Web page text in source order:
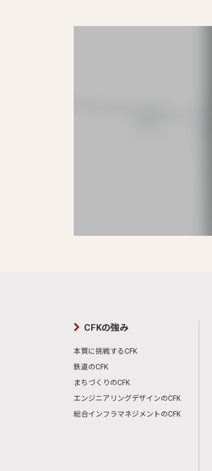
CFKの強み
本質に挑戦するCFK
鉄道のCFK
まちづくりのCFK
エンジニアリングデザインのCFK
総合インフラマネジメントのCFK